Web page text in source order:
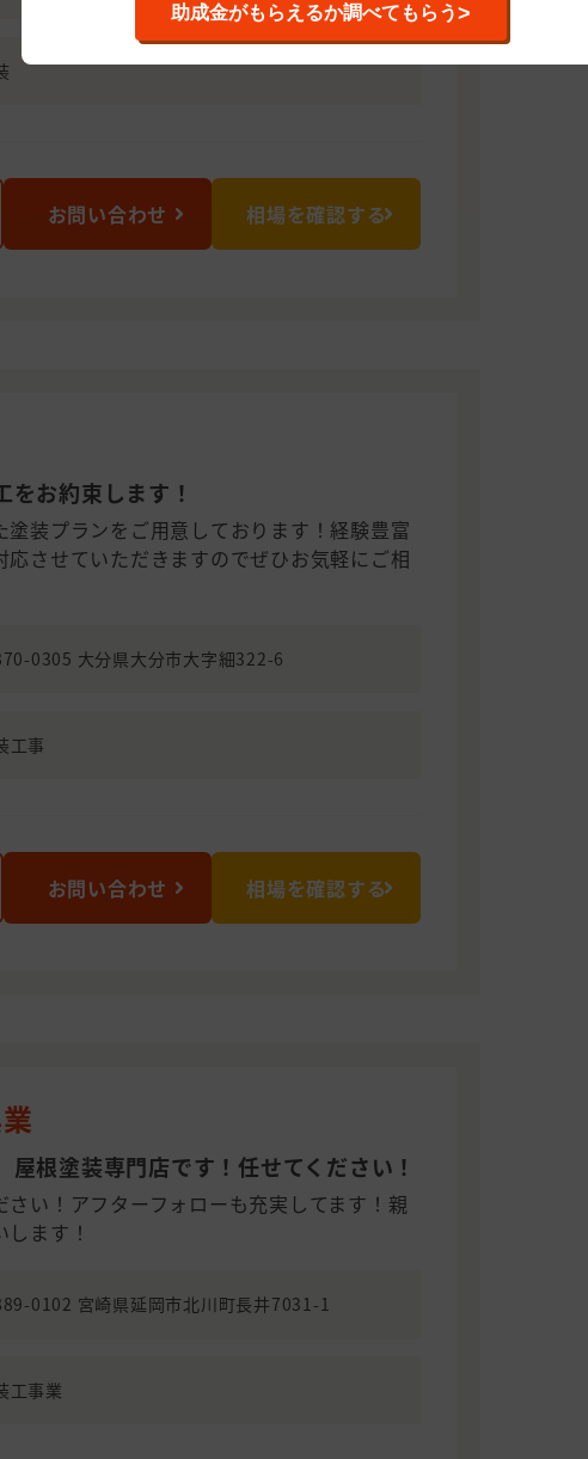
お問い合わせ 相場を確認する
をお約束します！
塗装プランをご用意しております！経験豊富
応させていただきますのでぜひお気軽にご相
0305 大分県大分市大字細322-6
工事
お問い合わせ 相場を確認する
屋根塗装専門店です！任せてください！
い！アフターフォローも充実してます！親
ます！
0102 宮崎県延岡市北川町長井7031-1
工事業
助成金がもらえるか調べてもらう>